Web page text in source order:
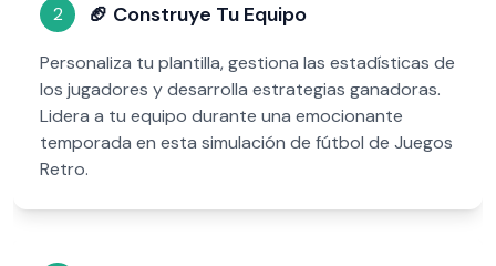
2 🏈 Construye Tu Equipo
Personaliza tu plantilla, gestiona las estadísticas de
los jugadores y desarrolla estrategias ganadoras.
Lidera a tu equipo durante una emocionante
temporada en esta simulación de fútbol de Juegos
Retro.